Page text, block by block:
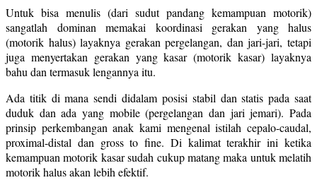
Untuk bisa menulis (dari sudut pandang kemampuan motorik)
sangatlah dominan memakai koordinasi gerakan yang halus
(motorik halus) layaknya gerakan pergelangan, dan jari-jari, tetapi
juga menyertakan gerakan yang kasar (motorik kasar) layaknya
bahu dan termasuk lengannya itu.
Ada titik di mana sendi didalam posisi stabil dan statis pada saat
duduk dan ada yang mobile (pergelangan dan jari jemari). Pada
prinsip perkembangan anak kami mengenal istilah cepalo-caudal,
proximal-distal dan gross to fine. Di kalimat terakhir ini ketika
kemampuan motorik kasar sudah cukup matang maka untuk melatih
motorik halus akan lebih efektif.